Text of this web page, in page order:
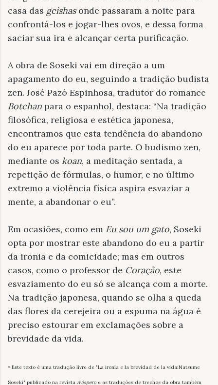
casa das geishasonde passaram a noite para
confrontá-los e jogar-lhes ovos, e dessa forma
saciar sua ira e alcançar certa purificação.
A obra de Soseki vai em direção a um
apagamento do eu, seguindo a tradição budista
zen. José Pazó Espinhosa, tradutor do romance
Botchan para o espanhol, destaca: “Na tradição
filosófica, religiosa e estética japonesa,
encontramos que esta tendência do abandono
do eu aparece por toda parte. O budismo zen,
mediante os koan, a meditação sentada, a
repetição de fórmulas, o humor, e no último
extremo a violência física aspira esvaziar a
mente, a abandonar o eu”.
Em ocasiões, como em Eu sou um gato, Soseki
opta por mostrar este abandono do eu a partir
da ironia e da comicidade; mas em outros
casos, como o professor de Coração, este
esvaziamento do eu só se alcança com a morte.
Na tradição japonesa, quando se olha a queda
das flores da cerejeira ou a espuma na água é
preciso estourar em exclamações sobre a
brevidade da vida.
* Este texto é uma tradução livre de "La ironía e la brevidad de la vida:Natsume
Soseki" publicado na revista Avisperoe as traduções de trechos da obra também